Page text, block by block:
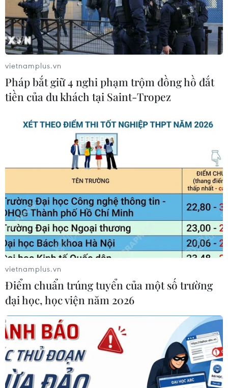
vietnamplus.vn
Pháp bắt giữ 4 nghi phạm trộm đồng hồ đắt
tiền của du khách tại Saint-Tropez
vietnamplus.vn
Điểm chuẩn trúng tuyển của một số trường
đại học, học viện năm 2026